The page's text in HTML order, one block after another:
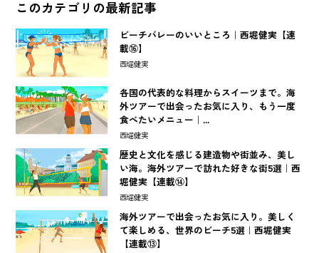
このカテゴリの最新記事
ビーチバレーのいいところ｜西堀健実【連
載⑯】
西堀健実
各国の代表的な料理からスイーツまで。海
外ツアーで出会ったお気に入り、もう一度
食べたいメニュー｜...
西堀健実
歴史と文化を感じる建造物や街並み、美し
い海。海外ツアーで訪れた好きな街5選｜西
堀健実【連載⑭】
西堀健実
海外ツアーで出会ったお気に入り。美しく
て楽しめる、世界のビーチ5選｜西堀健実
【連載⑬】